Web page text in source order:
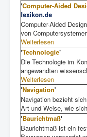
'Computer-Aided
lexikon.de
Computer-Aided
von
Weiterlesen
'Technologie'
Die Technologie im
angewandten
Weiterlesen
'Navigation'
Navigation bezieht
Art und Weise, wie
'Baurichtmaß'
Baurichtmaß ist ein